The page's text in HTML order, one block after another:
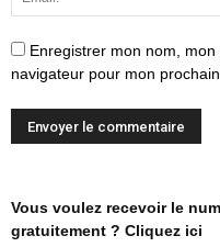
Enregistrer mon nom,
navigateur pour mon
Vous voulez recevoir le
gratuitement ? Cliquez ici